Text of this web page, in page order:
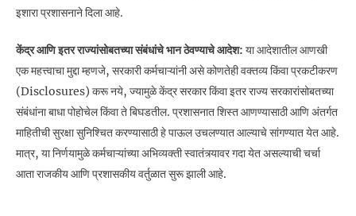
इशारा प्रशासनाने दिला आहे.
केंद्र आणि इतर राज्यांसोबतच्या संबंधांचे भान ठेवण्याचे आदेश: या आदेशातील आणखी
एक महत्त्वाचा मुद्दा म्हणजे, सरकारी कर्मचाऱ्यांनी असे कोणतेही वक्तव्य किंवा प्रकटीकरण
(Disclosures) करू नये, ज्यामुळे केंद्र सरकार किंवा इतर राज्य सरकारांसोबतच्या
संबंधांना बाधा पोहोचेल किंवा ते बिघडतील. प्रशासनात शिस्त आणण्यासाठी आणि अंतर्गत
माहितीची सुरक्षा सुनिश्चित करण्यासाठी हे पाऊल उचलण्यात आल्याचे सांगण्यात येत आहे.
मात्र, या निर्णयामुळे कर्मचाऱ्यांच्या अभिव्यक्ती स्वातंत्र्यावर गदा येत असल्याची चर्चा
आता राजकीय आणि प्रशासकीय वर्तुळात सुरू झाली आहे.